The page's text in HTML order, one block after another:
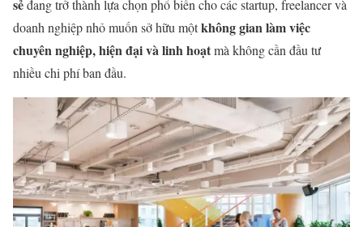
sẻđang trở thành lựa chọn phổ biến cho các startup, freelancer và
doanh nghiệp nhỏ muốn sở hữu mộtkhông gian làm việc
chuyên nghiệp, hiện đại và linh hoạtmà không cần đầu tư
nhiều chi phí ban đầu.